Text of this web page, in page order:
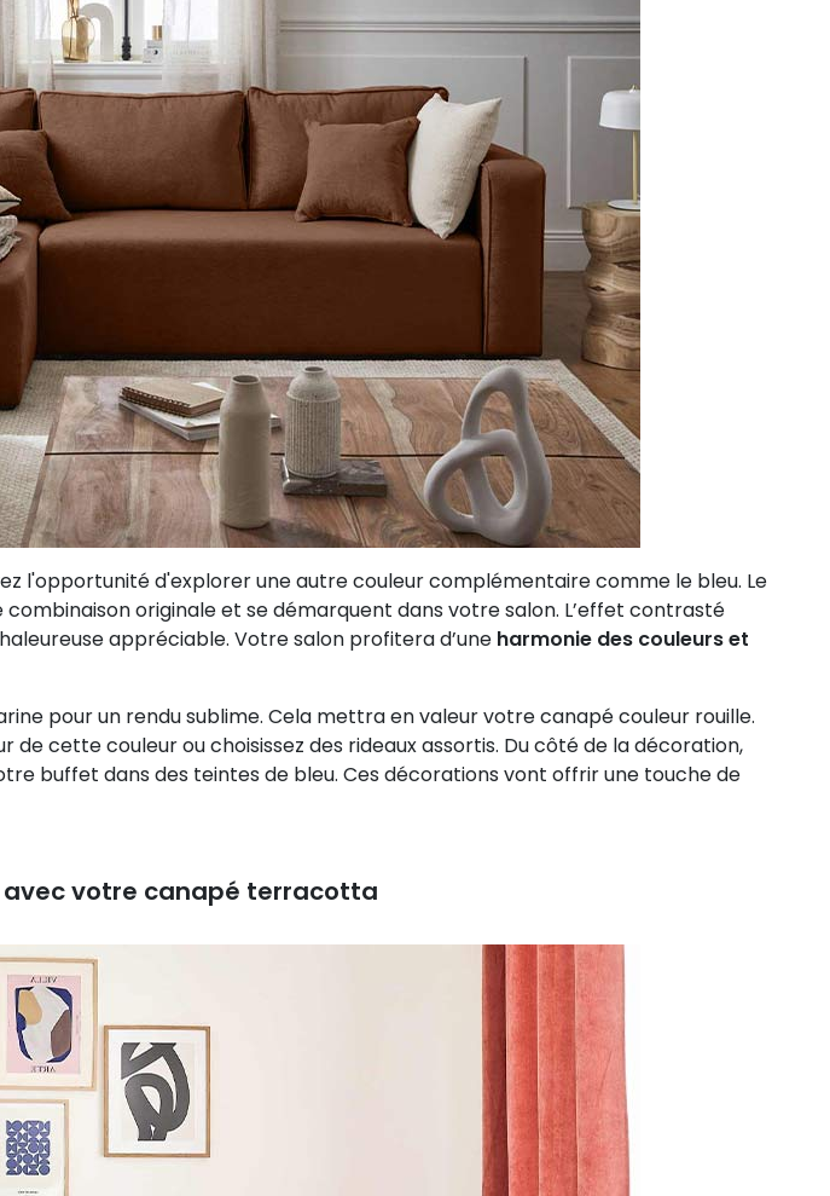
l'opportunité d'explorer une autre couleur complémentaire comme le bleu. Le
originale et se démarquent dans votre salon. L’effet contrasté
appréciable. Votre salon profitera d’une harmonie des couleurs et
pour un rendu sublime. Cela mettra en valeur votre canapé couleur rouille.
de cette couleur ou choisissez des rideaux assortis. Du côté de la décoration,
buffet dans des teintes de bleu. Ces décorations vont offrir une touche de
votre canapé terracotta